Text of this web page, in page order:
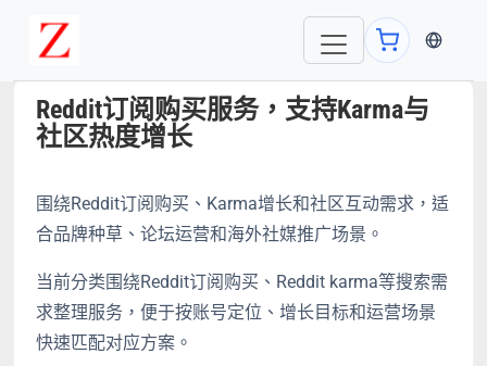
当前语
Reddit订阅购买服务，支持Karma与
社区热度增长
围绕Reddit订阅购买、Karma增长和社区互动需求，适
合品牌种草、论坛运营和海外社媒推广场景。
当前分类围绕Reddit订阅购买、Reddit karma等搜索需
求整理服务，便于按账号定位、增长目标和运营场景
快速匹配对应方案。